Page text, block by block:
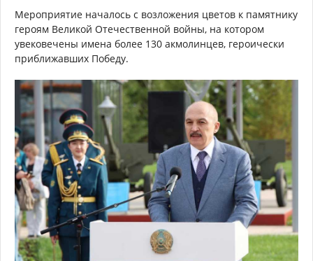
Мероприятие началось с возложения цветов к памятнику
героям Великой Отечественной войны, на котором
увековечены имена более 130 акмолинцев, героически
приближавших Победу.